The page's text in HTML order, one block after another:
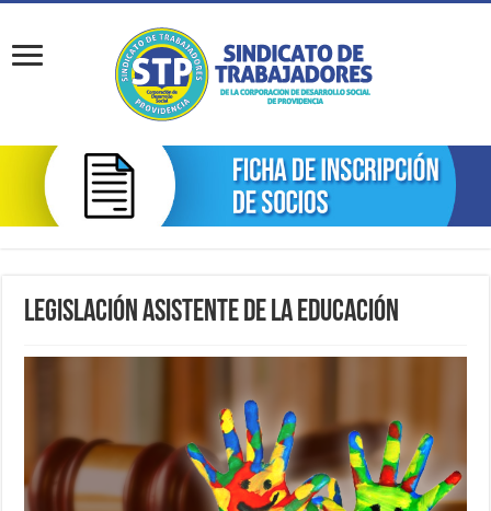
Legislación Asistente de la Educación